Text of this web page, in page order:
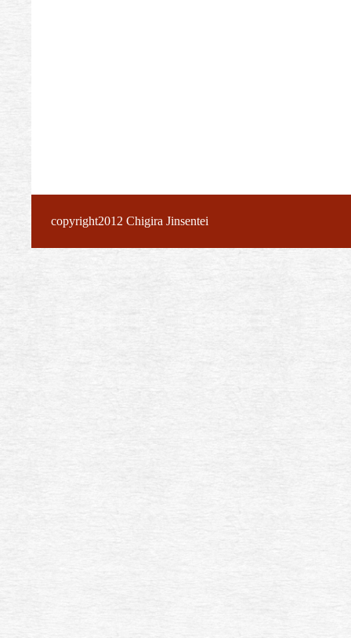
copyright2012 Chigira Jinsentei